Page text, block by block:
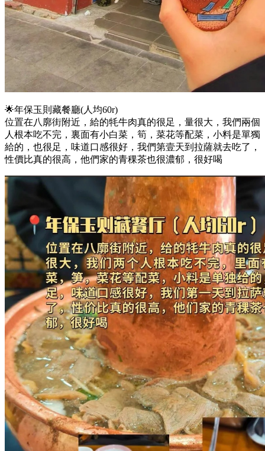
🌟年保玉則藏餐廳(人均60r)
位置在八廓街附近，給的牦牛肉真的很足，量很大，我們兩個
人根本吃不完，裏面有小白菜，筍，菜花等配菜，小料是單獨
給的，也很足，味道口感很好，我們第壹天到拉薩就去吃了，
性價比真的很高，他們家的青稞茶也很濃郁，很好喝